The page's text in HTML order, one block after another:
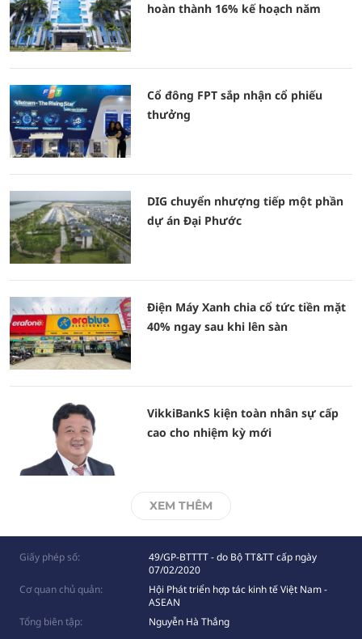
hoàn thành 16% kế hoạch năm
Cổ đông FPT sắp nhận cổ phiếu
thưởng
DIG chuyển nhượng tiếp một phần
dự án Đại Phước
Điện Máy Xanh chia cổ tức tiền mặt
40% ngay sau khi lên sàn
VikkiBankS kiện toàn nhân sự cấp
cao cho nhiệm kỳ mới
XEM THÊM
Giấy phép số:
49/GP-BTTTT - do Bộ TT&TT cấp ngày
07/02/2020
Cơ quan chủ quản:
Hội Phát triển hợp tác kinh tế Việt Nam -
ASEAN
Tổng biên tập:
Nguyễn Hà Thắng